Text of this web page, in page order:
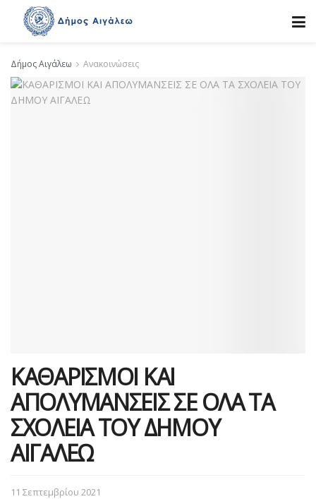
Δήμος Αιγάλεω Ανακοινώσεις
ΚΑΘΑΡΙΣΜΟΙ ΚΑΙ
ΑΠΟΛΥΜΑΝΣΕΙΣ ΣΕ ΟΛΑ ΤΑ
ΣΧΟΛΕΙΑ ΤΟΥ ΔΗΜΟΥ
ΑΙΓΑΛΕΩ
11 Σεπτεμβρίου 2021